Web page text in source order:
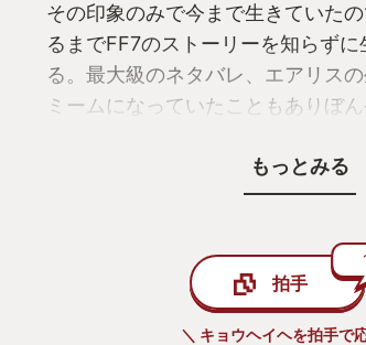
その印象のみで今まで生きていた
るまでFF7のストーリーを知らず
る。最大級のネタバレ、エアリス
ミームになっていたこともありぼ
きで今回のFF7REVERSEをプレイし
ストーリーもそうだがバトルシス
闘、これに関しては何度もKHを思
な中に懐かしさも感じ発売日から
た日々、今年一番熱中したのは間
もっとみる
拍手
＼ キョウヘイヘを拍手で